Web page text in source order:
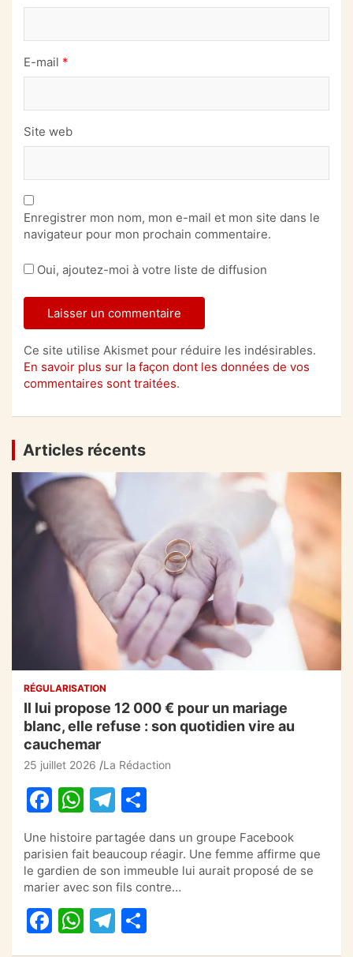
E-mail *
Site web
Enregistrer mon nom, mon e-mail et mon site dans le
navigateur pour mon prochain commentaire.
Oui, ajoutez-moi à votre liste de diffusion
Ce site utilise Akismet pour réduire les indésirables.
En savoir plus sur la façon dont les données de vos
commentaires sont traitées.
Articles récents
RÉGULARISATION
Il lui propose 12 000 € pour un mariage
blanc, elle refuse : son quotidien vire au
cauchemar
25 juillet 2026 La Rédaction
F
a
c
e
b
o
W
at
s
A
p
T
el
e
gr
a
m
ar
ta
g
er
Une histoire partagée dans un groupe Facebook
parisien fait beaucoup réagir. Une femme affirme que
le gardien de son immeuble lui aurait proposé de se
marier avec son fils contre…
F
W T